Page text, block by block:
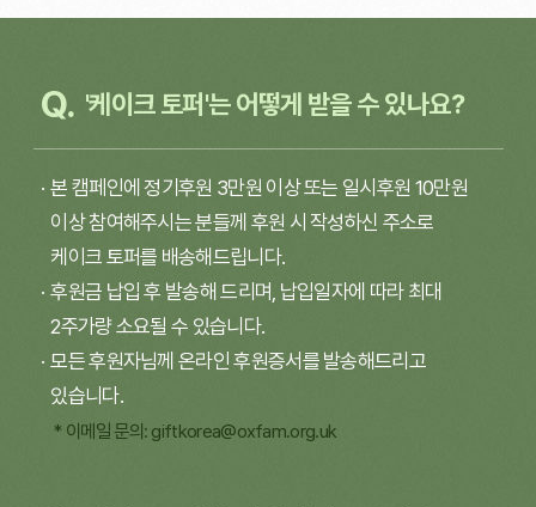
'케이크 토퍼'는 어떻게 받을 수 있나요?
본 캠페인에 정기후원 3만원 이상 또는 일시후원 10만원
이상 참여해주시는 분들께 후원 시 작성하신 주소로
케이크 토퍼를 배송해드립니다.
후원금 납입 후 발송해 드리며, 납입일자에 따라 최대
2주가량 소요될 수 있습니다.
모든 후원자님께 온라인 후원증서를 발송해드리고
있습니다.
* 이메일 문의: giftkorea@oxfam.org.uk